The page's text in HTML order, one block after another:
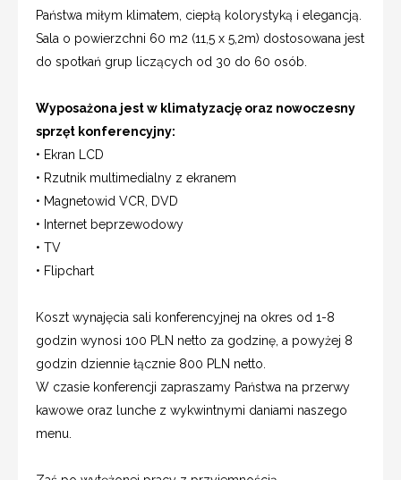
Państwa miłym klimatem, ciepłą kolorystyką i elegancją.
Sala o powierzchni 60 m2 (11,5 x 5,2m) dostosowana jest
do spotkań grup liczących od 30 do 60 osób.
Wyposażona jest w klimatyzację oraz nowoczesny
sprzęt konferencyjny:
• Ekran LCD
• Rzutnik multimedialny z ekranem
• Magnetowid VCR, DVD
• Internet beprzewodowy
• TV
• Flipchart
Koszt wynajęcia sali konferencyjnej na okres od 1-8
godzin wynosi 100 PLN netto za godzinę, a powyżej 8
godzin dziennie łącznie 800 PLN netto.
W czasie konferencji zapraszamy Państwa na przerwy
kawowe oraz lunche z wykwintnymi daniami naszego
menu.